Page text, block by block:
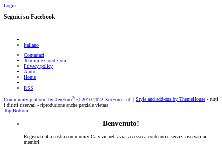
Login
Seguici su Facebook
Italiano
Contattaci
Termini e Condizioni
Privacy policy
Aiuto
Home
RSS
Community platform by XenForo® © 2010-2022 XenForo Ltd. Style and add-ons by ThemeHouse - tutti
i diritti riservati - riproduzione anche parziale vietata
Top Bottom
Benvenuto!
Registrati alla nostra community Calvizie.net, avrai accesso a contenuti e servizi riservati ai
membri: